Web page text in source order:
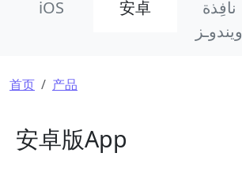
iOS 安卓
نافِذة
ويندوـز
面包屑
首页 产品
安卓版App